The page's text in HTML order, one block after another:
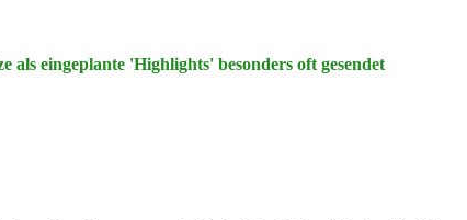
als eingeplante 'Highlights' besonders oft gesendet